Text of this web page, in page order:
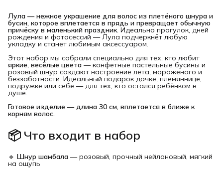
Лула — нежное украшение для волос из плетёного шнура и
бусин, которое вплетается в прядь и превращает обычную
причёску в маленький праздник. Идеально прогулок, дней
рождения и фотосессий — Лула подчеркнёт любую
укладку и станет любимым аксессуаром.
Этот набор мы собрали специально для тех, кто любит
яркие, весёлые цвета — конфетные пастельные бусины и
розовый шнур создают настроение лета, мороженого и
беззаботности. Идеальный подарок дочке, племяннице,
подружке или себе — для тех, кто остался ребёнком в
душе.
Готовое изделие — длина 30 см, вплетается в ближе к
корням волос.
📦 Что входит в набор
🔹 Шнур шамбала — розовый, прочный нейлоновый, мягкий
на ощупь